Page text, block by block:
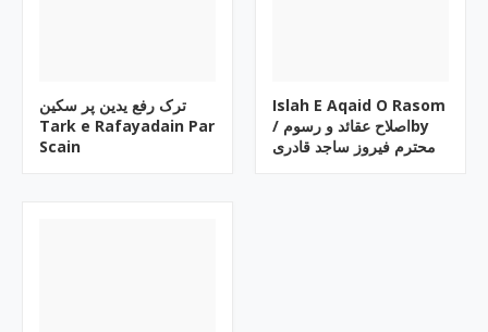
ترک رفع یدین پر سکین
Tark e Rafayadain Par
Scain
Islah E Aqaid O Rasom
/ اصلاح عقائد و رسومby
محترم فیروز ساجد قادری